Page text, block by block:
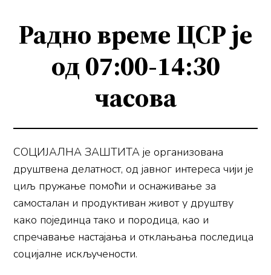
Радно време ЦСР је
од 07:00-14:30
часова
СОЦИЈАЛНА ЗАШТИТА је организована
друштвена делатност, од јавног интереса чији је
циљ пружање помоћи и оснаживање за
самосталан и продуктиван живот у друштву
како појединца тако и породица, као и
спречавање настајања и отклањања последица
социјалне искључености.